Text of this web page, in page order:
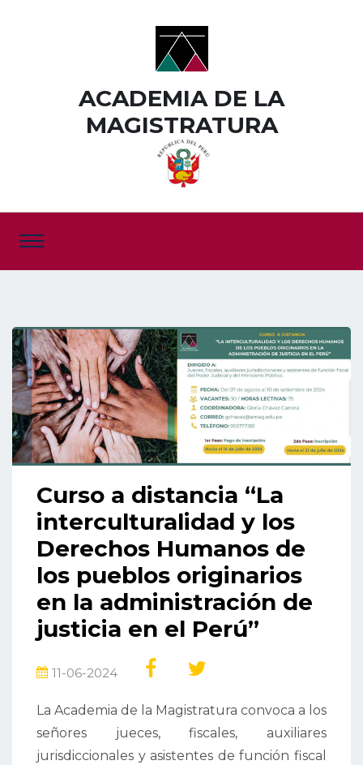
ACADEMIA DE LA
MAGISTRATURA
Curso a distancia “La
interculturalidad y los
Derechos Humanos de
los pueblos originarios
en la administración de
justicia en el Perú”
11-06-2024
La Academia de la Magistratura convoca a los
señores jueces, fiscales, auxiliares
jurisdiccionales y asistentes de función fiscal